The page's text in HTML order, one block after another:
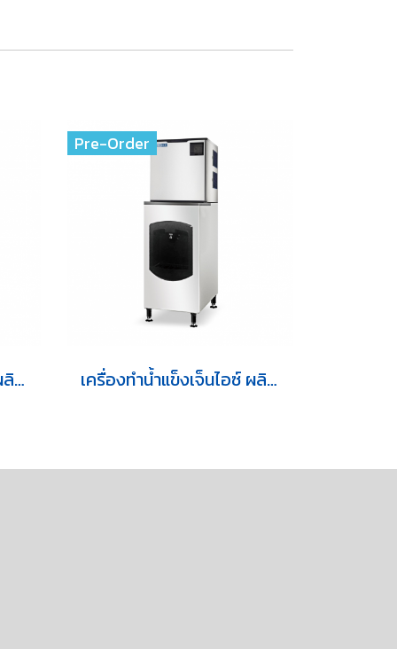
เครื่องทำน้ำแข็งเจ็นไอซ์ ผลิตน้ำแข็งสี่เหลี่ยม รุ่น GI-125DC
Pre-Order
เครื่องทำน้ำแข็งเจ็นไอซ์ ผลิตน้ำแข็งสี่เหลี่ยม รุ่น GI-150D